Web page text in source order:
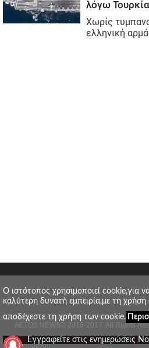
AETOS NEWS © 2016-2017. All Rights
απορρήτου
O ιστότοπος χρησιμοποιεί cookie,για
καλύτερη δυνατή εμπειρία,με τη
αποδέχεστε τη χρήση των cookie.
_ Εγγραφείτε στις ενημερώσεις